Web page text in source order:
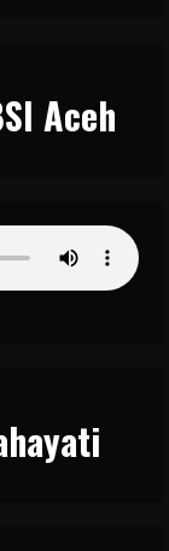
Aceh